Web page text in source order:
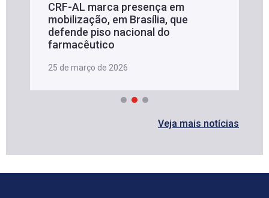
CRF-AL marca presença em
mobilização, em Brasília, que
defende piso nacional do
farmacêutico
25 de março de 2026
Veja mais notícias